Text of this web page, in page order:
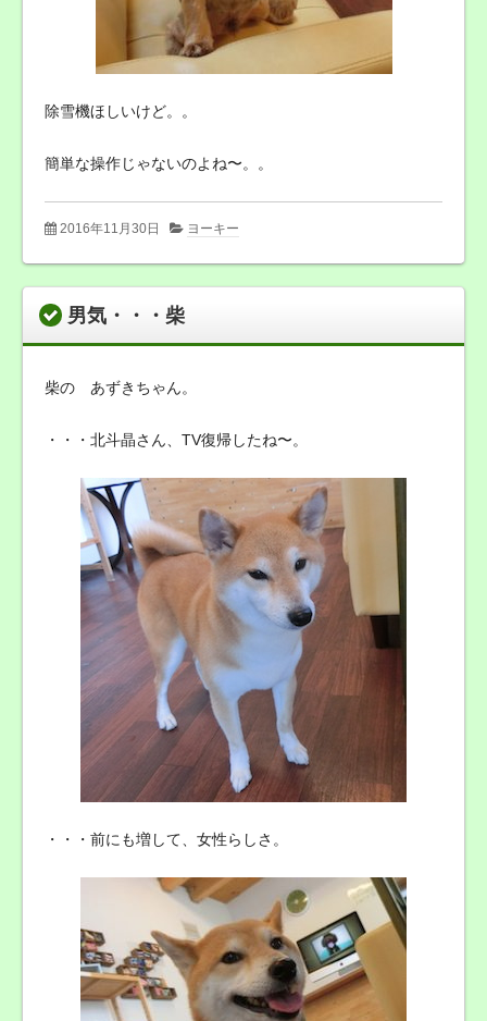
除雪機ほしいけど。。
簡単な操作じゃないのよね〜。。
2016年11月30日 ヨーキー
男気・・・柴
柴の あずきちゃん。
・・・北斗晶さん、TV復帰したね〜。
・・・前にも増して、女性らしさ。